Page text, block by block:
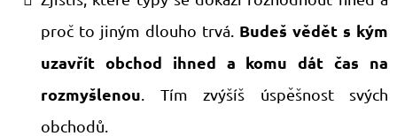
proč to jiným dlouho trvá. Budeš vědět s kým
uzavřít obchod ihned a komu dát čas na
rozmyšlenou . Tím zvýšíš úspěšnost svých
obchodů.